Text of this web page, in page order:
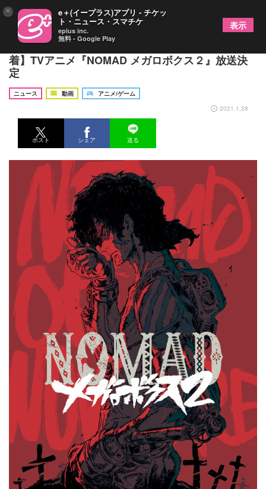
細谷佳正、安元洋貴らキャスト陣から【コメント到
着】TVアニメ『NOMAD メガロボクス２』放送決
定
ニュース 動画
アニメ/ゲーム
2021.1.28
ポスト シェア 送る
× e＋(イープラス)アプリ - チケッ
ト・ニュース・スマチケ
eplus inc.
無料 - Google Play
表示